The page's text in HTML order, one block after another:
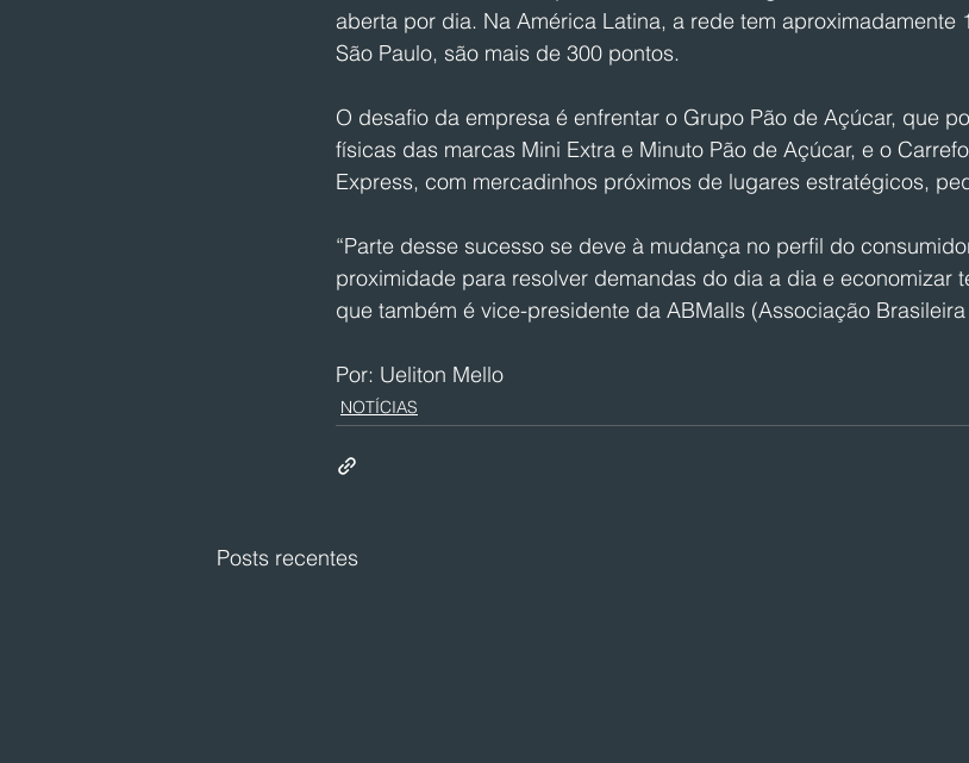
aberta por dia. Na América Latina, a rede tem aproximadamente
São Paulo, são mais de 300 pontos.
O desafio da empresa é enfrentar o Grupo Pão de Açúcar, que
físicas das marcas Mini Extra e Minuto Pão de Açúcar, e o
Express, com mercadinhos próximos de lugares estratégicos,
“Parte desse sucesso se deve à mudança no perfil do
proximidade para resolver demandas do dia a dia e economizar
que também é vice-presidente da ABMalls (Associação
Por: Ueliton Mello
NOTÍCIAS
Posts recentes